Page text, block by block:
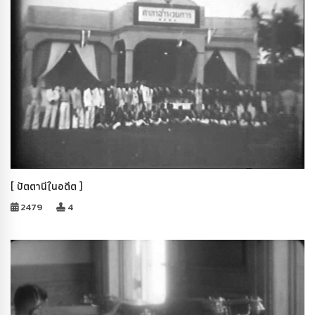
[ ปัตตานีในอดีต ]
2479 4